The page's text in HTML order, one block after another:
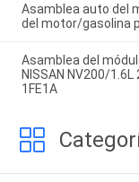
Asamblea auto del
del motor/gasolina
Asamblea del
NISSAN NV200/
1FE1A